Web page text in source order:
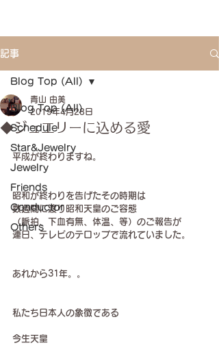
記事
Blog Top (All)
Schedule
Star&Jewelry
Jewelry
Friends
Conductor
Others
Blog Top (All)
◆ジュエリーに込める愛
青山 由美
2019年4月28日
平成が終わりますね。
昭和が終わりを告げたその時期は
数週間に渡り昭和天皇のご容態
（脈拍、下血有無、体温、等）のご報告が
連日、テレビのテロップで流れていました。
あれから31年。。
私たち日本人の象徴である
今生天皇